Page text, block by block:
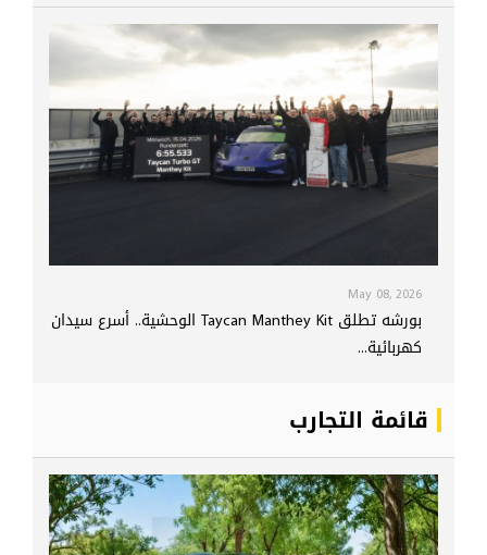
May 08, 2026
بورشه تطلق Taycan Manthey Kit الوحشية.. أسرع سيدان
كهربائية...
قائمة التجارب